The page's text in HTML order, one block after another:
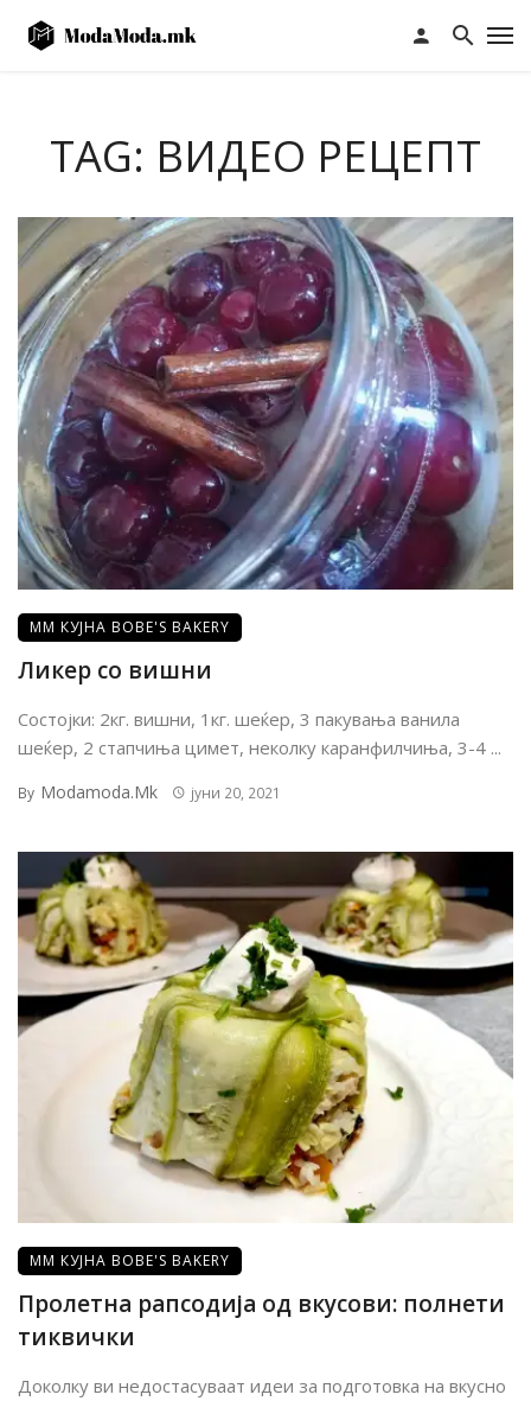
TAG: ВИДЕО РЕЦЕПТ
ММ КУЈНА BOBE'S BAKERY
Ликер со вишни
Состојки: 2кг. вишни, 1кг. шеќер, 3 пакувања ванила
шеќер, 2 стапчиња цимет, неколку каранфилчиња, 3-4 ...
By Modamoda.mk јуни 20, 2021
ММ КУЈНА BOBE'S BAKERY
Пролетна рапсодија од вкусови: полнети
тиквички
Доколку ви недостасуваат идеи за подготовка на вкусно